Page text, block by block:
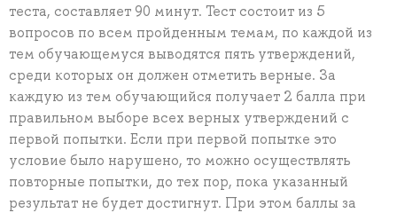
теста, составляет 90 минут. Тест состоит из 5
вопросов по всем пройденным темам, по каждой из
тем обучающемуся выводятся пять утверждений,
среди которых он должен отметить верные. За
каждую из тем обучающийся получает 2 балла при
правильном выборе всех верных утверждений с
первой попытки. Если при первой попытке это
условие было нарушено, то можно осуществлять
повторные попытки, до тех пор, пока указанный
результат не будет достигнут. При этом баллы за